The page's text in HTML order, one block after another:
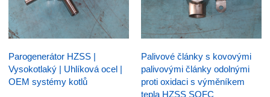
Parogenerátor HZSS |
Vysokotlaký | Uhlíková ocel |
OEM systémy kotlů
Palivové články s kovovými
palivovými články odolnými
proti oxidaci s výměníkem
tepla HZSS SOFC